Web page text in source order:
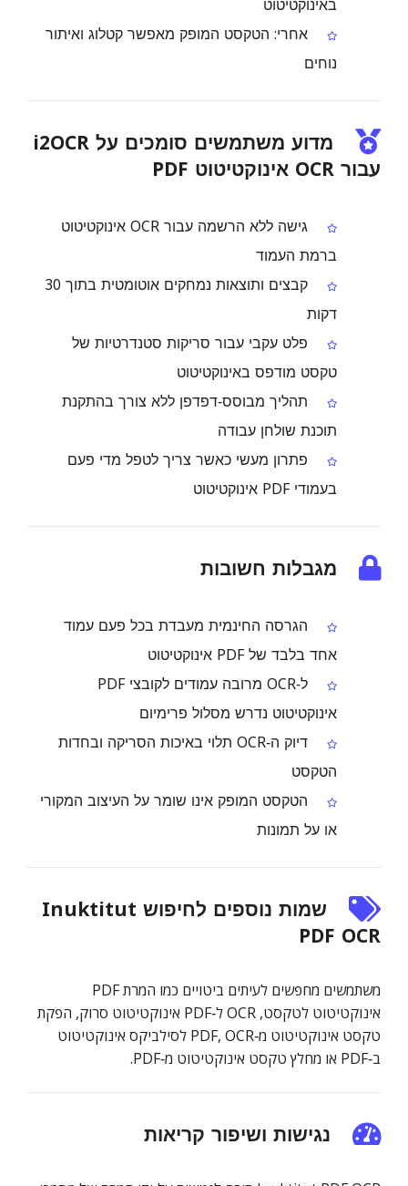
אחרי: הטקסט המופק מאפשר קטלוג ואיתור
נוחים
מדוע משתמשים סומכים על i2OCR
עבור OCR אינוקטיטוט PDF
גישה ללא הרשמה עבור OCR אינוקטיטוט
ברמת העמוד
קבצים ותוצאות נמחקים אוטומטית בתוך 30
דקות
פלט עקבי עבור סריקות סטנדרטיות של
טקסט מודפס באינוקטיטוט
תהליך מבוסס‑דפדפן ללא צורך בהתקנת
תוכנת שולחן עבודה
פתרון מעשי כאשר צריך לטפל מדי פעם
בעמודי PDF אינוקטיטוט
מגבלות חשובות
הגרסה החינמית מעבדת בכל פעם עמוד
אחד בלבד של PDF אינוקטיטוט
ל‑OCR מרובה עמודים לקובצי PDF
אינוקטיטוט נדרש מסלול פרימיום
דיוק ה‑OCR תלוי באיכות הסריקה ובחדות
הטקסט
הטקסט המופק אינו שומר על העיצוב המקורי
או על תמונות
שמות נוספים לחיפוש Inuktitut
PDF OCR
משתמשים מחפשים לעיתים ביטויים כמו המרת PDF
אינוקטיטוט לטקסט, OCR ל‑PDF אינוקטיטוט סרוק, הפקת
טקסט אינוקטיטוט מ‑PDF, OCR לסילביקס אינוקטיטוט
ב‑PDF או מחלץ טקסט אינוקטיטוט מ‑PDF.
נגישות ושיפור קריאות